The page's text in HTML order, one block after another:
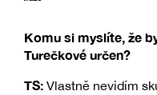
Komu si myslíte, že
Turečkové určen?
TS: Vlastně nevidím